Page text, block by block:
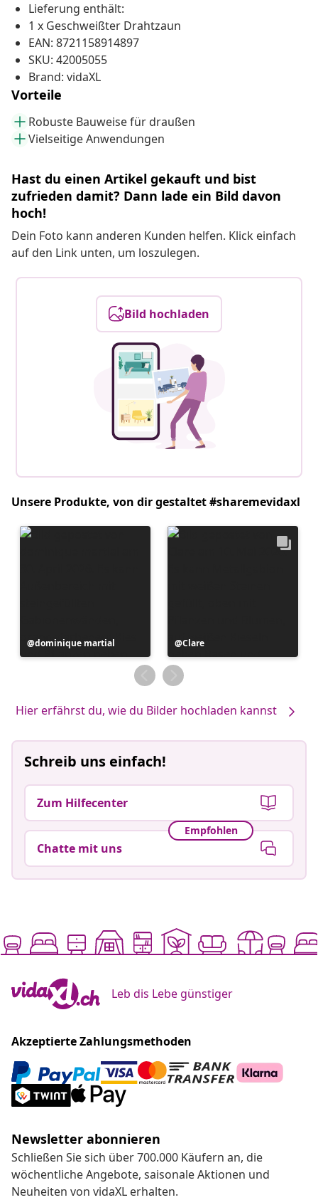
Lieferung enthält:
1 x Geschweißter Drahtzaun
EAN: 8721158914897
SKU: 42005055
Brand: vidaXL
Vorteile
Robuste Bauweise für draußen
Vielseitige Anwendungen
Hast du einen Artikel gekauft und bist
zufrieden damit? Dann lade ein Bild davon
hoch!
Dein Foto kann anderen Kunden helfen. Klick einfach
auf den Link unten, um loszulegen.
Bild hochladen
Unsere Produkte, von dir gestaltet #sharemevidaxl
Beitrag
veröffentlicht
dominique martial
Beitrag
veröffentlicht
von
Clare
Hier erfährst du, wie du Bilder hochladen kannst
Schreib uns einfach!
Zum Hilfecenter
Empfohlen
Chatte mit uns
Leb dis Lebe günstiger
Akzeptierte Zahlungsmethoden
Newsletter abonnieren
Schließen Sie sich über 700.000 Käufern an, die
wöchentliche Angebote, saisonale Aktionen und
Neuheiten von vidaXL erhalten.